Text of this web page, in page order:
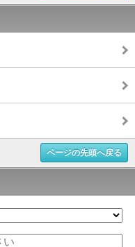
ページの先頭へ戻る